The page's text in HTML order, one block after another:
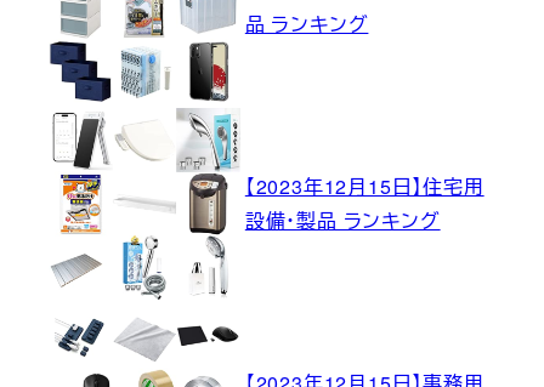
品 ランキング
【2023年12月15日】住宅用
設備・製品 ランキング